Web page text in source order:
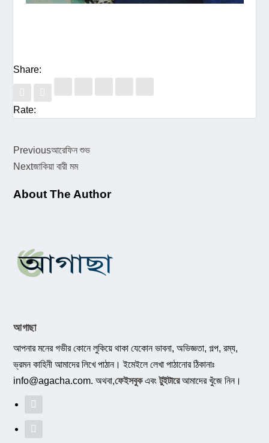
Share:
Rate:
Previousআরেফিন শুভ
Nextজাকিয়া বারী মম
About The Author
আগাছা
আপনার মনের গভীর কোনে লুকিয়ে থাকা যেকোন ভাবনা, অভিজ্ঞতা, গল্প, রম্য,
ভ্রমন কাহিনী আমাদের লিখে পাঠান। ইমেইলে লেখা পাঠানোর ঠিকানাঃ
info@agacha.com. অথবা,ফেইসবুকএবংটুইটারেআমাদের খুঁজে নিন।